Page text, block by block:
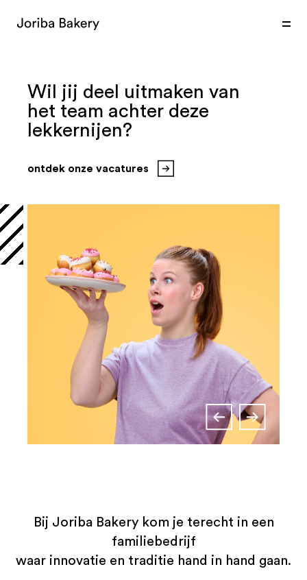
markten
Wil jij deel uitmaken van
het team achter deze
lekkernijen?
ontdek onze vacatures
Bij Joriba Bakery kom je terecht in een
familiebedrijf
waar innovatie en traditie hand in hand gaan.